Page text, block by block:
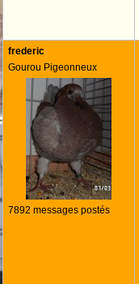
frederic
Gourou Pigeonneux
7892 messages postés